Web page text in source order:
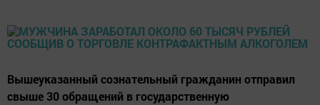
Вышеуказанный сознательный гражданин отправил
свыше 30 обращений в государственную